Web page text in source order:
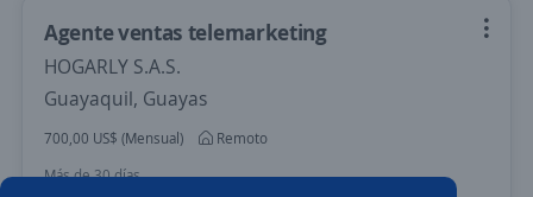
Agente ventas telemarketing
HOGARLY S.A.S.
Guayaquil, Guayas
700,00 US$ (Mensual)
Remoto
Más de 30 días